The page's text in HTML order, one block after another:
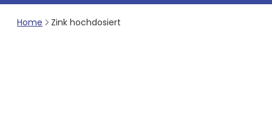
Home Zink hochdosiert